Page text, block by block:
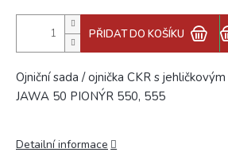
PŘIDAT DO KOŠÍKU
Ojniční sada / ojnička CKR s
JAWA 50 PIONÝR 550, 555
Detailní informace